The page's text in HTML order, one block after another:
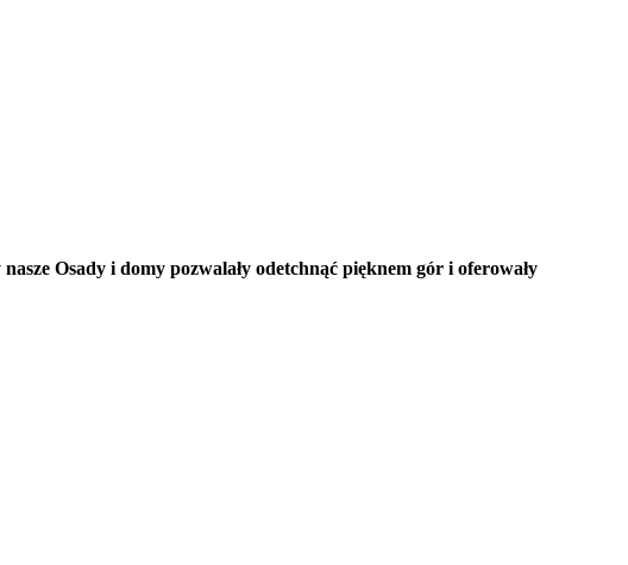
Osady i domy pozwalały odetchnąć pięknem gór i oferowały